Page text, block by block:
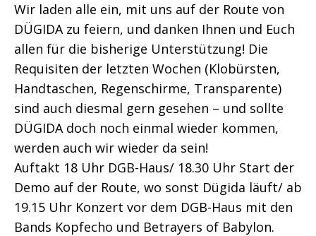
Wir laden alle ein, mit uns auf der Route von
DÜGIDA zu feiern, und danken Ihnen und Euch
allen für die bisherige Unterstützung! Die
Requisiten der letzten Wochen (Klobürsten,
Handtaschen, Regenschirme, Transparente)
sind auch diesmal gern gesehen – und sollte
DÜGIDA doch noch einmal wieder kommen,
werden auch wir wieder da sein!
Auftakt 18 Uhr DGB-Haus/ 18.30 Uhr Start der
Demo auf der Route, wo sonst Dügida läuft/ ab
19.15 Uhr Konzert vor dem DGB-Haus mit den
Bands Kopfecho und Betrayers of Babylon.